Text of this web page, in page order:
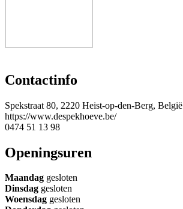
Contactinfo
Spekstraat 80, 2220 Heist-op-den-Berg, België
https://www.despekhoeve.be/
0474 51 13 98
Openingsuren
Maandag gesloten
Dinsdag gesloten
Woensdag gesloten